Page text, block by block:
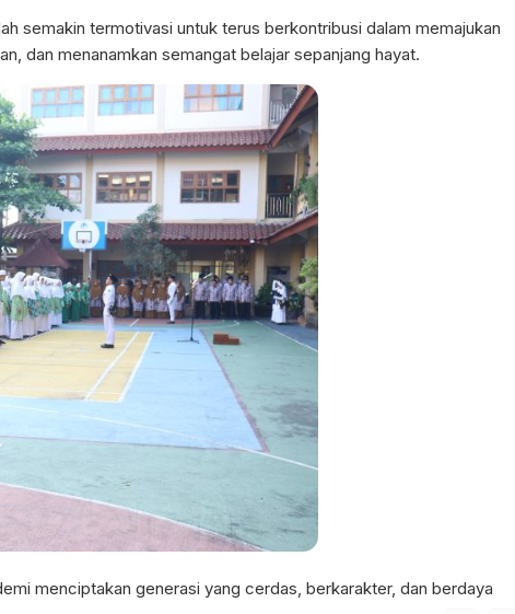
semakin termotivasi untuk terus berkontribusi dalam memajukan
dan menanamkan semangat belajar sepanjang hayat.
menciptakan generasi yang cerdas, berkarakter, dan berdaya